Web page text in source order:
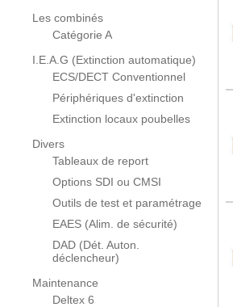
Les combinés
Catégorie A
I.E.A.G (Extinction automatique)
ECS/DECT Conventionnel
Périphériques d'extinction
Extinction locaux poubelles
Divers
Tableaux de report
Options SDI ou CMSI
Outils de test et paramétrage
EAES (Alim. de sécurité)
DAD (Dét. Auton.
déclencheur)
Maintenance
Deltex 6